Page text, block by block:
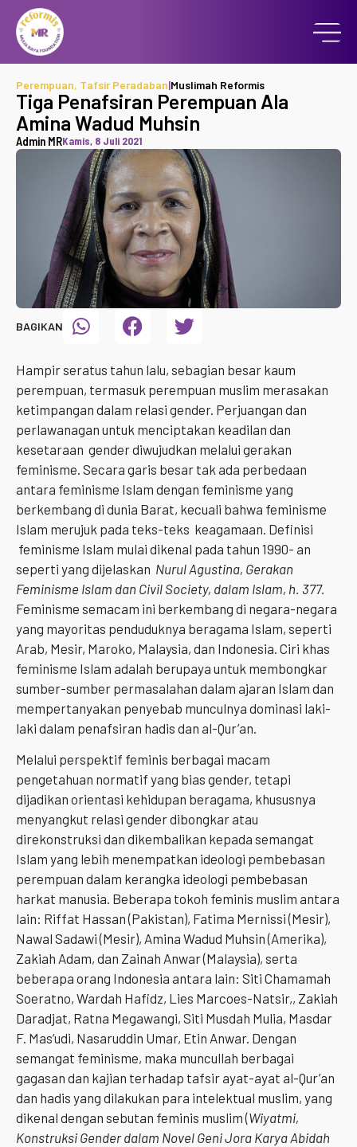
Perempuan, Tafsir Peradaban|Muslimah Reformis
Tiga Penafsiran Perempuan Ala
Amina Wadud Muhsin
Admin MRKamis, 8 Juli 2021
BAGIKAN
Hampir seratus tahun lalu, sebagian besar kaum
perempuan, termasuk perempuan muslim merasakan
ketimpangan dalam relasi gender. Perjuangan dan
perlawanagan untuk menciptakan keadilan dan
kesetaraan gender diwujudkan melalui gerakan
feminisme. Secara garis besar tak ada perbedaan
antara feminisme Islam dengan feminisme yang
berkembang di dunia Barat, kecuali bahwa feminisme
Islam merujuk pada teks-teks keagamaan. Definisi
feminisme Islam mulai dikenal pada tahun 1990- an
seperti yang dijelaskan Nurul Agustina, Gerakan
Feminisme Islam dan Civil Society, dalam Islam, h. 377.
Feminisme semacam ini berkembang di negara-negara
yang mayoritas penduduknya beragama Islam, seperti
Arab, Mesir, Maroko, Malaysia, dan Indonesia. Ciri khas
feminisme Islam adalah berupaya untuk membongkar
sumber-sumber permasalahan dalam ajaran Islam dan
mempertanyakan penyebab munculnya dominasi laki-
laki dalam penafsiran hadis dan al-Qur’an.
Melalui perspektif feminis berbagai macam
pengetahuan normatif yang bias gender, tetapi
dijadikan orientasi kehidupan beragama, khususnya
menyangkut relasi gender dibongkar atau
direkonstruksi dan dikembalikan kepada semangat
Islam yang lebih menempatkan ideologi pembebasan
perempuan dalam kerangka ideologi pembebasan
harkat manusia. Beberapa tokoh feminis muslim antara
lain: Riffat Hassan (Pakistan), Fatima Mernissi (Mesir),
Nawal Sadawi (Mesir), Amina Wadud Muhsin (Amerika),
Zakiah Adam, dan Zainah Anwar (Malaysia), serta
beberapa orang Indonesia antara lain: Siti Chamamah
Soeratno, Wardah Hafidz, Lies Marcoes-Natsir,, Zakiah
Daradjat, Ratna Megawangi, Siti Musdah Mulia, Masdar
F. Mas’udi, Nasaruddin Umar, Etin Anwar. Dengan
semangat feminisme, maka muncullah berbagai
gagasan dan kajian terhadap tafsir ayat-ayat al-Qur’an
dan hadis yang dilakukan para intelektual muslim, yang
dikenal dengan sebutan feminis muslim (Wiyatmi,
Konstruksi Gender dalam Novel Geni Jora Karya Abidah